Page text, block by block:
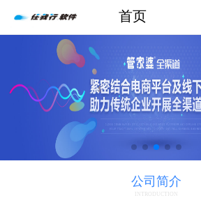
首页
公司简介